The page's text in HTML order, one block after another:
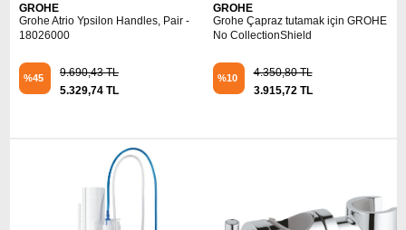
GROHE
Grohe Atrio Ypsilon Handles, Pair -
18026000
%45
9.690,43 TL
5.329,74 TL
GROHE
Grohe Çapraz tutamak için GROHE
No CollectionShield
%10
4.350,80 TL
3.915,72 TL